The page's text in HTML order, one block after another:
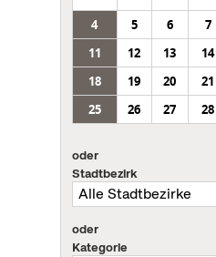
4
5 6 7
11
12 13 14
18
19 20 21
25
26 27 28
oder
Stadtbezirk
oder
Kategorie